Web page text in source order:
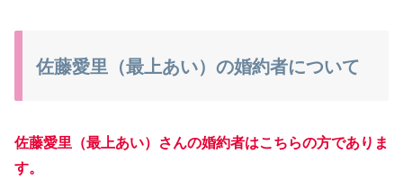
佐藤愛里（最上あい）の婚約者について
佐藤愛里（最上あい）さんの婚約者はこちらの方でありま
す。